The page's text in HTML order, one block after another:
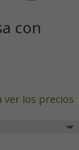
con
ver los precios